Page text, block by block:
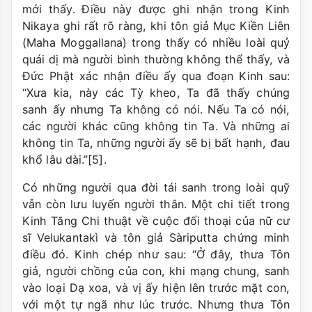
mới thấy. Điều này được ghi nhận trong Kinh
Nikaya ghi rất rõ ràng, khi tôn giả Mục Kiền Liên
(Maha Moggallana) trong thấy có nhiều loài quỷ
quái dị mà người bình thường không thể thấy, và
Đức Phật xác nhận điều ấy qua đoạn Kinh sau:
“Xưa kia, này các Tỳ kheo, Ta đã thấy chúng
sanh ấy nhưng Ta không có nói. Nếu Ta có nói,
các người khác cũng không tin Ta. Và những ai
không tin Ta, những người ấy sẽ bị bất hạnh, đau
khổ lâu dài.”[5].
Có những người qua đời tái sanh trong loài quỹ
vẫn còn lưu luyến người thân. Một chi tiết trong
Kinh Tăng Chi thuật về cuộc đối thoại của nữ cư
sĩ Velukantakì và tôn giả Sàriputta chứng minh
điều đó. Kinh chép như sau: “Ở đây, thưa Tôn
giả, người chồng của con, khi mạng chung, sanh
vào loại Dạ xoa, và vị ấy hiện lên trước mặt con,
với một tự ngã như lúc trước. Nhưng thưa Tôn